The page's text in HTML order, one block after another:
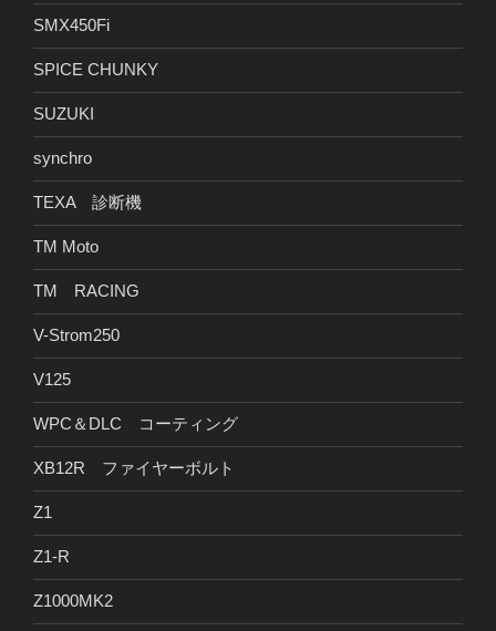
SMX450Fi
SPICE CHUNKY
SUZUKI
synchro
TEXA 診断機
TM Moto
TM RACING
V-Strom250
V125
WPC＆DLC コーティング
XB12R ファイヤーボルト
Z1
Z1-R
Z1000MK2